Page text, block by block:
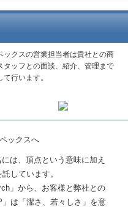
ックスの営業担当者は貴社との商
タッフとの面談、紹介、管理まで
て行います。
は、頂点という意味に加え
しています。
」から、お客様と弊社との
は「潔さ、若々しさ」を意